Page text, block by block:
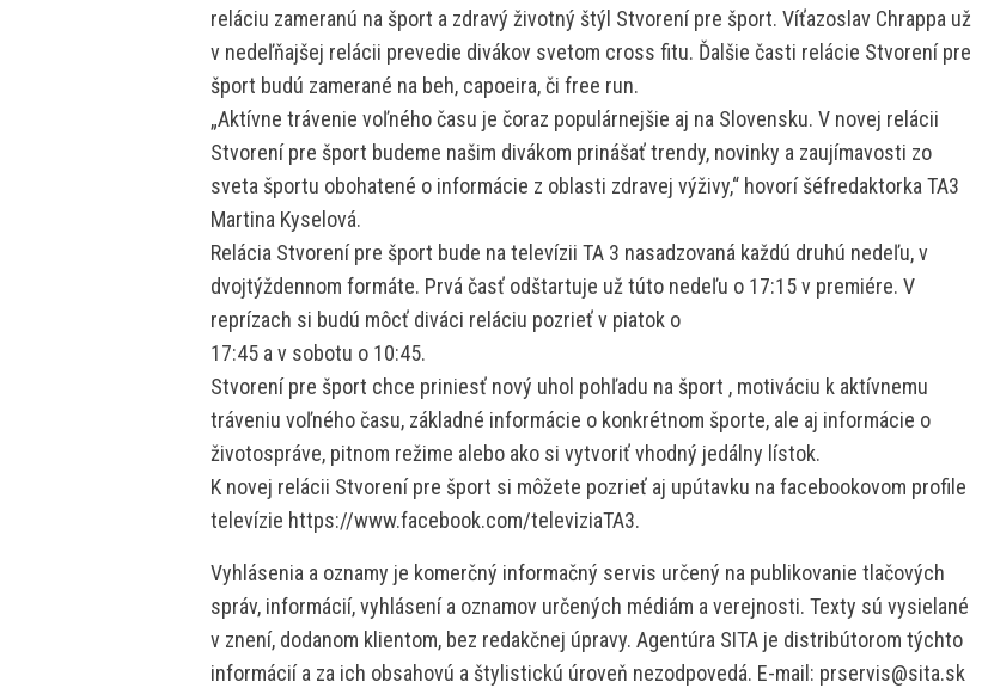
reláciu zameranú na šport a zdravý životný štýl Stvorení pre šport. Víťazoslav Chrappa už
v nedeľňajšej relácii prevedie divákov svetom cross fitu. Ďalšie časti relácie Stvorení pre
šport budú zamerané na beh, capoeira, či free run.
„Aktívne trávenie voľného času je čoraz populárnejšie aj na Slovensku. V novej relácii
Stvorení pre šport budeme našim divákom prinášať trendy, novinky a zaujímavosti zo
sveta športu obohatené o informácie z oblasti zdravej výživy,“ hovorí šéfredaktorka TA3
Martina Kyselová.
Relácia Stvorení pre šport bude na televízii TA 3 nasadzovaná každú druhú nedeľu, v
dvojtýždennom formáte. Prvá časť odštartuje už túto nedeľu o 17:15 v premiére. V
reprízach si budú môcť diváci reláciu pozrieť v piatok o
17:45 a v sobotu o 10:45.
Stvorení pre šport chce priniesť nový uhol pohľadu na šport , motiváciu k aktívnemu
tráveniu voľného času, základné informácie o konkrétnom športe, ale aj informácie o
životospráve, pitnom režime alebo ako si vytvoriť vhodný jedálny lístok.
K novej relácii Stvorení pre šport si môžete pozrieť aj upútavku na facebookovom profile
televízie https://www.facebook.com/televiziaTA3.
Vyhlásenia a oznamy je komerčný informačný servis určený na publikovanie tlačových
správ, informácií, vyhlásení a oznamov určených médiám a verejnosti. Texty sú vysielané
v znení, dodanom klientom, bez redakčnej úpravy. Agentúra SITA je distribútorom týchto
informácií a za ich obsahovú a štylistickú úroveň nezodpovedá. E-mail: prservis@sita.sk